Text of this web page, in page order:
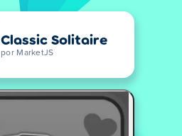
Classic Solitaire
por MarketJS